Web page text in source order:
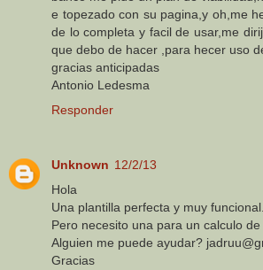
e topezado con su pagina,y oh,me
de lo completa y facil de usar,me
que debo de hacer ,para hecer uso
gracias anticipadas
Antonio Ledesma
Responder
Unknown 12/2/13
Hola
Una plantilla perfecta y muy funcional.
Pero necesito una para un calculo de
Alguien me puede ayudar?
Gracias